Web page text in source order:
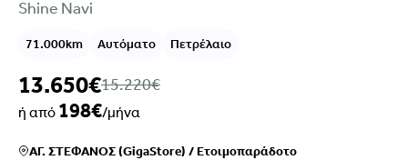
Shine Navi
71.000km Αυτόματο Πετρέλαιο
13.650€15.220€
ή από 198€/μήνα
ΑΓ. ΣΤΕΦΑΝΟΣ (GigaStore) /Ετοιμοπαράδοτο